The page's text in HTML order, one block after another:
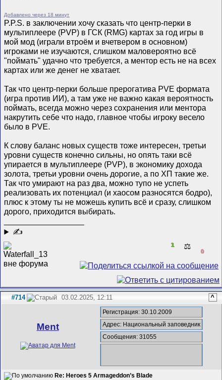
Добавлено через 18 минут
P.P.S. в заключении хочу сказать что центр-перки в
мультиплеере (PVP) в ГСК (RMG) картах за год игры в
мой мод (играли втроём и вчетвером в основном)
игроками не изучаются, слишком маловероятно всё
"поймать" удачно что требуется, а ментор есть не на всех
картах или же денег не хватает.
Так что центр-перки больше прерогатива PVE формата
(игра против ИИ), а там уже не важно какая вероятность
поймать, всегда можно через сохранения или ментора
накрутить себе что надо, главное чтобы игроку весело
было в PVE.
К слову баланс новых существ тоже интересен, третьи
уровни существ конечно сильны, но опять таки всё
упирается в мультиплеере (PVP), в экономику дохода
золота, третьи уровни очень дорогие, а по ХП такие же.
Так что умирают на раз два, можно тупо не успеть
реализовать их потенциал (и хаосом разносятся бодро),
плюс к этому ты не можешь купить всё и сразу, слишком
дорого, приходится выбирать.
✍
1 ⚖️
0
#714 03.02.2025, 12:11 ^
Ment
Регистрация: 30.10.2009
Адрес: Национальный заповедник
Сообщения: 31055
Re: Heroes 5 Armageddon’s Blade